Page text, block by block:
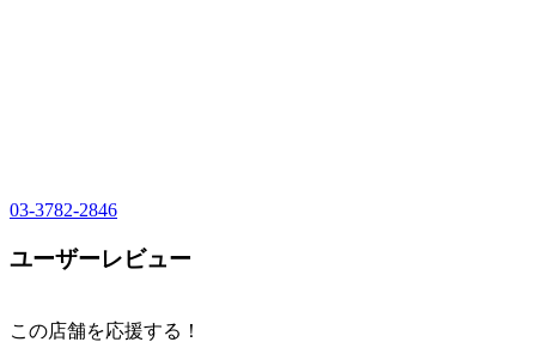
03-3782-2846
ユーザーレビュー
この店舗を応援する！